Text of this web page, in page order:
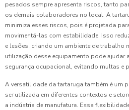
pesados sempre apresenta riscos, tanto
os demais colaboradores no local. A
minimiza esses riscos, pois é projetada
movimentá-las com estabilidade. Isso
e lesões, criando um ambiente de trabalho
utilização desse equipamento pode ajudar
segurança ocupacional, evitando multas e
A versatilidade da tartaruga também é um
ser utilizada em diferentes contextos e
a indústria de manufatura. Essa